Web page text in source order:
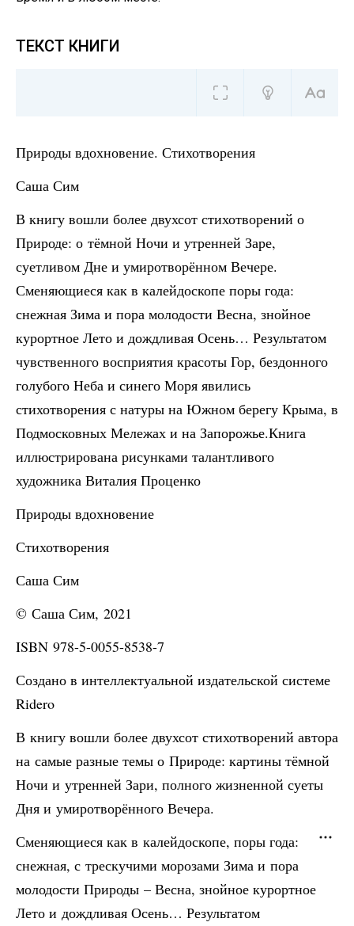
ТЕКСТ КНИГИ
Природы вдохновение. Стихотворения
Саша Сим
В книгу вошли более двухсот стихотворений о
Природе: о тёмной Ночи и утренней Заре,
суетливом Дне и умиротворённом Вечере.
Сменяющиеся как в калейдоскопе поры года:
снежная Зима и пора молодости Весна, знойное
курортное Лето и дождливая Осень… Результатом
чувственного восприятия красоты Гор, бездонного
голубого Неба и синего Моря явились
стихотворения с натуры на Южном берегу Крыма, в
Подмосковных Мележах и на Запорожье.Книга
иллюстрирована рисунками талантливого
художника Виталия Проценко
Природы вдохновение
Стихотворения
Саша Сим
© Саша Сим, 2021
ISBN 978-5-0055-8538-7
Создано в интеллектуальной издательской системе
Ridero
В книгу вошли более двухсот стихотворений автора
на самые разные темы о Природе: картины тёмной
Ночи и утренней Зари, полного жизненной суеты
Дня и умиротворённого Вечера.
Сменяющиеся как в калейдоскопе, поры года:
снежная, с трескучими морозами Зима и пора
молодости Природы – Весна, знойное курортное
Лето и дождливая Осень… Результатом